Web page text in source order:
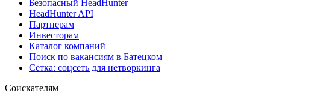
Безопасный HeadHunter
HeadHunter API
Партнерам
Инвесторам
Каталог компаний
Поиск по вакансиям в Батецком
Сетка: соцсеть для нетворкинга
Соискателям